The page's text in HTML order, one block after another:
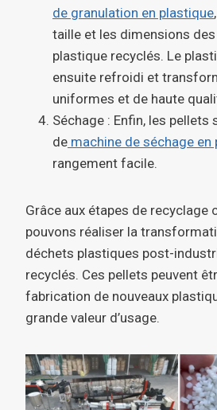
de granulation en plastique
taille et les dimensions
plastique recyclés. Le
ensuite refroidi et
uniformes et de haute
Séchage : Enfin, les pellets
de machine de séchage en
rangement facile.
Grâce aux étapes de recyclage
pouvons réaliser la
déchets plastiques post-
recyclés. Ces pellets peuvent
fabrication de nouveaux
grande valeur d’usage.